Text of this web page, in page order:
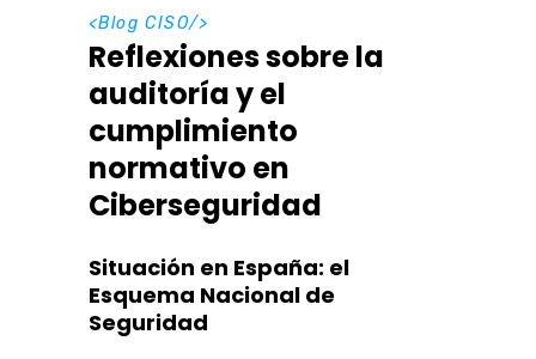
<Blog CISO/>
Reflexiones sobre la
auditoría y el
cumplimiento
normativo en
Ciberseguridad
Situación en España: el
Esquema Nacional de
Seguridad